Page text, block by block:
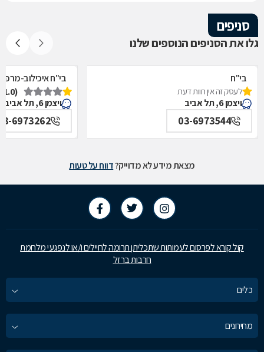
סניפים
גלו את הסניפים הנוספים שלנו
בי"ח
איכילוב-אף,אוזן,גרון,ניתוחי-ראש,צוואר,פה,לסתות-מערך,
תל אביב
לעסק זה אין חוות דעת
ויצמן 6, תל אביב
03-6973544
בי"ח איכילוב-
תל אביב
(1.0)
ויצמן 6, תל אביב
6973262
מצאת מידע לא מדוייק?דווח על טעות
קול קורא לפרסום לעמותות שתכליתן תרומה לחיילים ו/או לנפגעי מלחמת
חרבות ברזל
כלים
מחירונים